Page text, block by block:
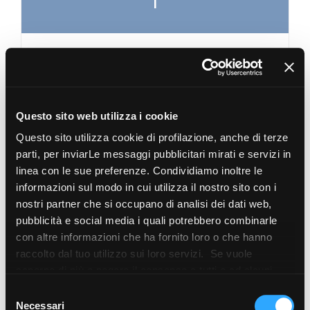
Questo sito web utilizza i cookie
Questo sito utilizza cookie di profilazione, anche di terze
parti, per inviarLe messaggi pubblicitari mirati e servizi in
linea con le sue preferenze. Condividiamo inoltre le
informazioni sul modo in cui utilizza il nostro sito con i
nostri partner che si occupano di analisi dei dati web,
pubblicità e social media i quali potrebbero combinarle
con altre informazioni che ha fornito loro o che hanno
raccolto dal tuo utilizzo sui loro servizi. Se vuole
cliccando sul tasto “Accetta i cookie”. Se non vuole i
Necessari
ISO 14025
ISO 17889-1
ISO 50001
ISO 9001
Incollaggio